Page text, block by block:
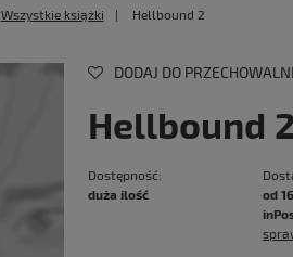
Wszystkie książki Hellbound 2
DODAJ DO PRZECHOWALNI
Hellbound 2
Dostępność:
duża ilość
od